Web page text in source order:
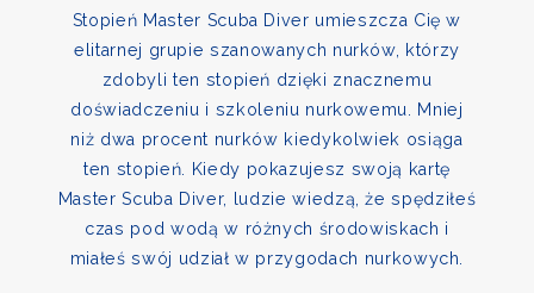
Stopień Master Scuba Diver umieszcza Cię w
elitarnej grupie szanowanych nurków, którzy
zdobyli ten stopień dzięki znacznemu
doświadczeniu i szkoleniu nurkowemu. Mniej
niż dwa procent nurków kiedykolwiek osiąga
ten stopień. Kiedy pokazujesz swoją kartę
Master Scuba Diver, ludzie wiedzą, że spędziłeś
czas pod wodą w różnych środowiskach i
miałeś swój udział w przygodach nurkowych.